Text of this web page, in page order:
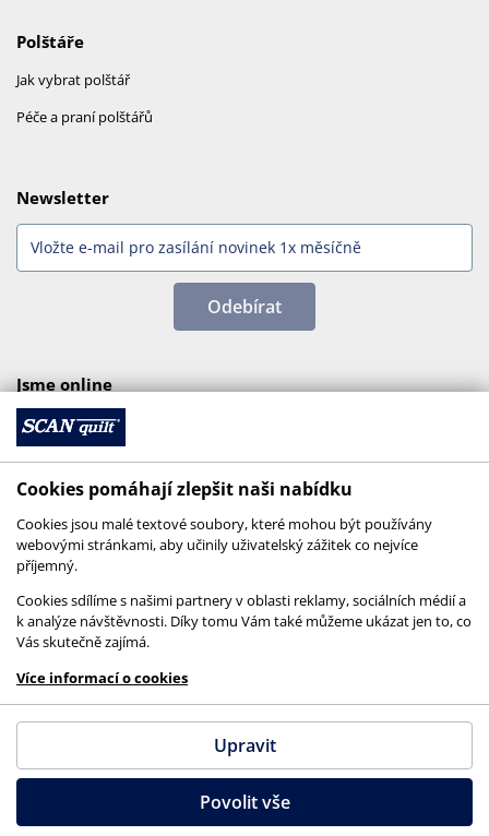
Polštáře
Jak vybrat polštář
Péče a praní polštářů
Newsletter
Odebírat
Jsme online
© 2026 SCANquilt - všechna práva vyhrazena
This site is protected by reCAPTCHA and the
GooglePrivacy PolicyandTerms of Serviceapply.
Cookies pomáhají zlepšit naši nabídku
Cookies jsou malé textové soubory, které mohou být používány
webovými stránkami, aby učinily uživatelský zážitek co nejvíce
příjemný.
Cookies sdílíme s našimi partnery v oblasti reklamy, sociálních médií a
k analýze návštěvnosti. Díky tomu Vám také můžeme ukázat jen to, co
Vás skutečně zajímá.
Více informací o cookies
Upravit
Povolit vše